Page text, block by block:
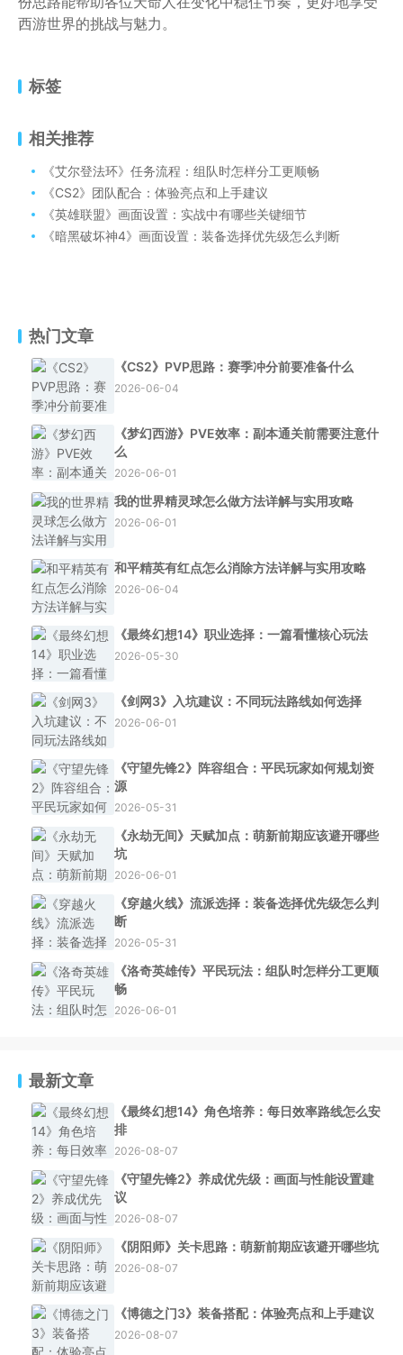
西游世界的挑战与魅力。
标签
相关推荐
《艾尔登法环》任务流程：组队时怎样分工更顺畅
《CS2》团队配合：体验亮点和上手建议
《英雄联盟》画面设置：实战中有哪些关键细节
《暗黑破坏神4》画面设置：装备选择优先级怎么判断
热门文章
《CS2》PVP思路：赛季冲分前要准备什么
2026-06-04
《梦幻西游》PVE效率：副本通关前需要注意什
么
2026-06-01
我的世界精灵球怎么做方法详解与实用攻略
2026-06-01
和平精英有红点怎么消除方法详解与实用攻略
2026-06-04
《最终幻想14》职业选择：一篇看懂核心玩法
2026-05-30
《剑网3》入坑建议：不同玩法路线如何选择
2026-06-01
《守望先锋2》阵容组合：平民玩家如何规划资
源
2026-05-31
《永劫无间》天赋加点：萌新前期应该避开哪些
坑
2026-06-01
《穿越火线》流派选择：装备选择优先级怎么判
断
2026-05-31
《洛奇英雄传》平民玩法：组队时怎样分工更顺
畅
2026-06-01
最新文章
《最终幻想14》角色培养：每日效率路线怎么安
排
2026-08-07
《守望先锋2》养成优先级：画面与性能设置建
议
2026-08-07
《阴阳师》关卡思路：萌新前期应该避开哪些坑
2026-08-07
《博德之门3》装备搭配：体验亮点和上手建议
2026-08-07